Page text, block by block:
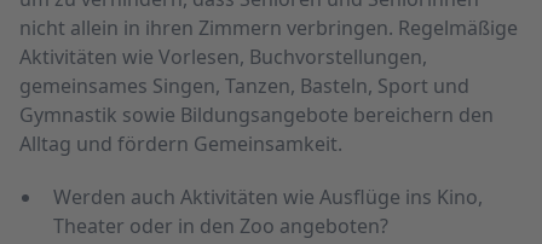
nicht allein in ihren Zimmern verbringen. Regelmäßige
Aktivitäten wie Vorlesen, Buchvorstellungen,
gemeinsames Singen, Tanzen, Basteln, Sport und
Gymnastik sowie Bildungs­angebote bereichern den
Alltag und fördern Gemeinsamkeit.
Werden auch Aktivitäten wie Ausflüge ins Kino,
Theater oder in den Zoo angeboten?